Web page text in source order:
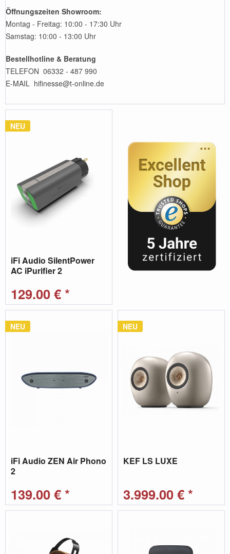
NEU
iFi Audio SilentPower
AC iPurifier 2
129,00 € *
NEU
iFi Audio ZEN Air Phono
2
139,00 € *
NEU
KEF LS LUXE
3.999,00 € *
Öffnungszeiten Showroom:
Montag - Freitag: 10:00 - 17:30 Uhr
Samstag: 10:00 - 13:00 Uhr
Bestellhotline & Beratung
TELEFON 06332 - 487 990
E-MAIL hifinesse@t-online.de